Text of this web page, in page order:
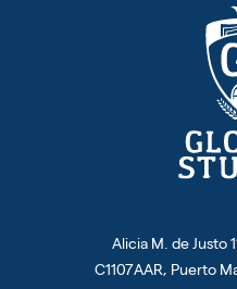
Alicia M. de Justo
C1107AAR, Puerto